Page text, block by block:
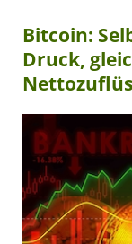
Bitcoin:
Druck,